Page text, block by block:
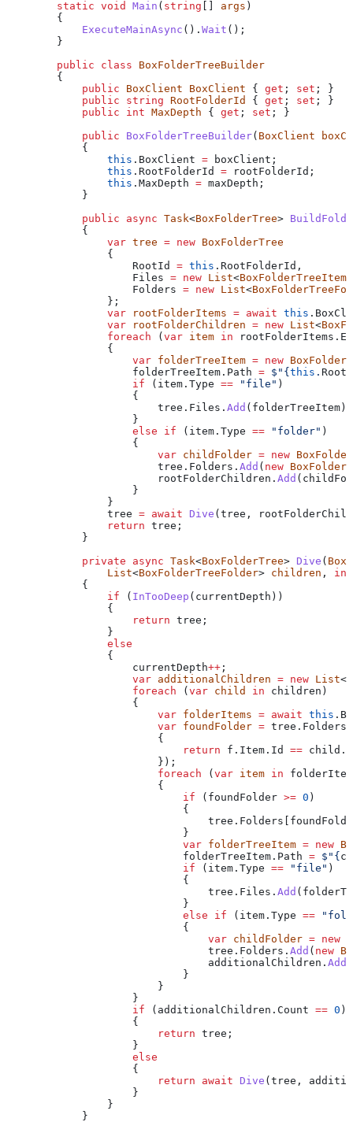
        static
void Main ( string args )
        {
            ExecuteMainAsync
(). Wait ();
        }
        public
class BoxFolderTreeBuilder
        {
            public
BoxClient BoxClient { get ; set ; }
            public
string RootFolderId { get ; set ; }
            public
int MaxDepth { get ; set ; }
            public
BoxFolderTreeBuilder( BoxClient
            {
                this
. BoxClient = boxClient ;
                this
. RootFolderId = rootFolderId ;
                this
. MaxDepth = maxDepth ;
            }
            public
async Task<BoxFolderTree>
            {
                var
tree = new BoxFolderTree
                {
                    RootId
= this . RootFolderId ,
                    Files
= new List<BoxFolderTreeItem
                    Folders
= new List<
                };
                var
rootFolderItems = await this .
                var
rootFolderChildren = new List<
                foreach
( var item in rootFolderItems .
                {
                    var
folderTreeItem = new
                    folderTreeItem
. Path = $" { this .
                    if
( item . Type == "file" )
                    {
                        tree
. Files . Add ( folderTreeItem );
                    }
                    else
if ( item . Type == "folder" )
                    {
                        var
childFolder = new
                        tree
. Folders . Add ( new
                        rootFolderChildren
. Add (
                    }
                }
                tree
= await Dive ( tree ,
                return
tree ;
            }
            private
async Task<BoxFolderTree> Dive (
                List
<BoxFolderTreeFolder> children , int
            {
                if
( InTooDeep ( currentDepth ))
                {
                    return
tree ;
                }
                else
                {
                    currentDepth
++ ;
                    var
additionalChildren = new List<
                    foreach
( var child in children )
                    {
                        var
folderItems = await this .
                        var
foundFolder = tree . Folders
                        {
                            return
f . Item . Id == child .
                        });
                        foreach
( var item in
                        {
                            if
( foundFolder >= 0 )
                            {
                                tree
. Folders
                            }
                            var
folderTreeItem = new
                            folderTreeItem
. Path = $" {
                            if
( item . Type == "file" )
                            {
                                tree
. Files . Add (
                            }
                            else
if ( item . Type ==
                            {
                                var
childFolder = new
                                tree
. Folders . Add ( new
                                additionalChildren
. Add
                            }
                        }
                    }
                    if
( additionalChildren . Count == 0 )
                    {
                        return
tree ;
                    }
                    else
                    {
                        return
await Dive ( tree ,
                    }
                }
            }